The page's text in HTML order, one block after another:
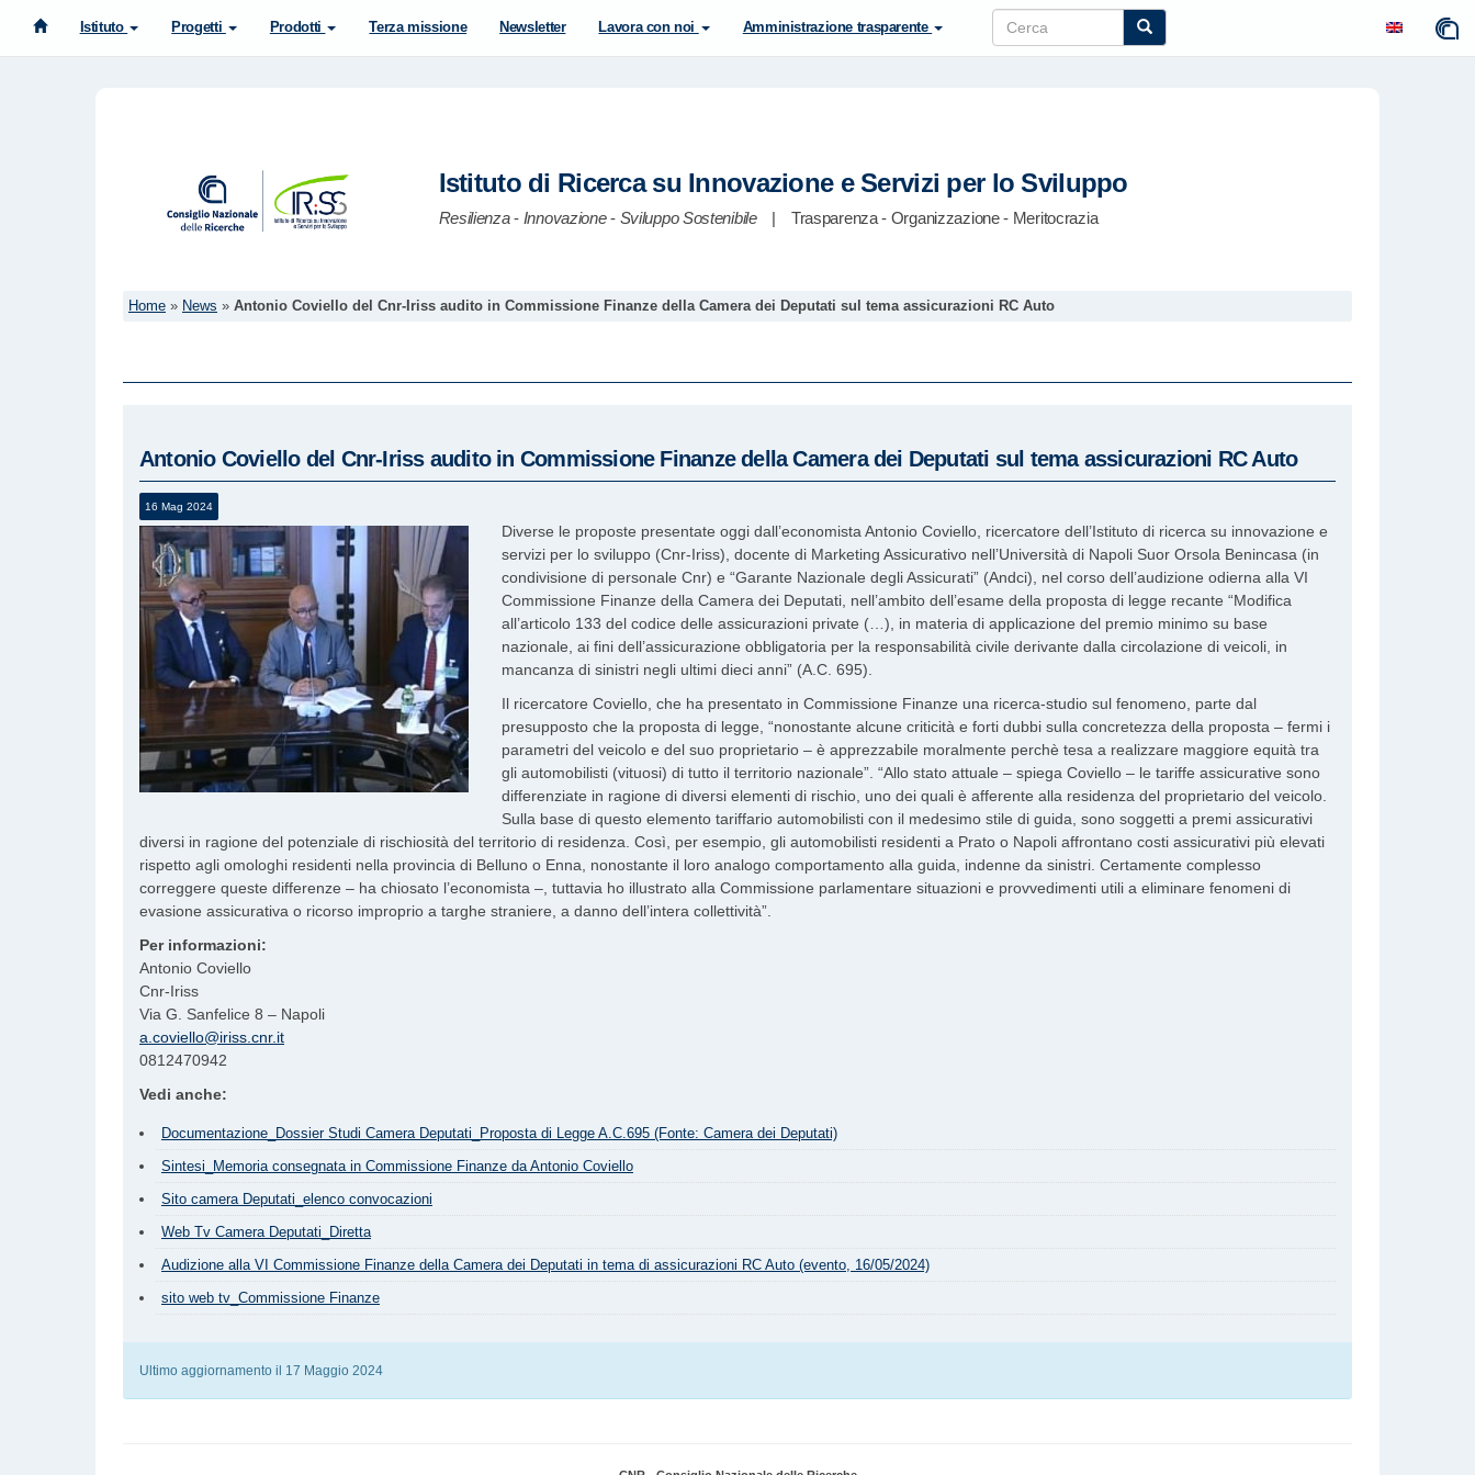
Istituto Progetti Prodotti Terza missione Newsletter Lavora con noi Amministrazione trasparente
Istituto di Ricerca su Innovazione e Servizi per lo Sviluppo
Resilienza- Innovazione- Sviluppo Sostenibile Trasparenza - Organizzazione - Meritocrazia
Home » News » Antonio Coviello del Cnr-Iriss audito in Commissione Finanze della Camera dei Deputati sul tema assicurazioni RC Auto
Antonio Coviello del Cnr-Iriss audito in Commissione Finanze della Camera dei Deputati sul tema assicurazioni RC Auto
16 Mag 2024
Diverse le proposte presentate oggi dall’economista Antonio Coviello, ricercatore dell’Istituto di ricerca su innovazione e
servizi per lo sviluppo (Cnr-Iriss), docente di Marketing Assicurativo nell’Università di Napoli Suor Orsola Benincasa (in
condivisione di personale Cnr) e “Garante Nazionale degli Assicurati” (Andci), nel corso dell’audizione odierna alla VI
Commissione Finanze della Camera dei Deputati, nell’ambito dell’esame della proposta di legge recante “Modifica
all’articolo 133 del codice delle assicurazioni private (…), in materia di applicazione del premio minimo su base
nazionale, ai fini dell’assicurazione obbligatoria per la responsabilità civile derivante dalla circolazione di veicoli, in
mancanza di sinistri negli ultimi dieci anni” (A.C. 695).
Il ricercatore Coviello, che ha presentato in Commissione Finanze una ricerca-studio sul fenomeno, parte dal
presupposto che la proposta di legge, “nonostante alcune criticità e forti dubbi sulla concretezza della proposta – fermi i
parametri del veicolo e del suo proprietario – è apprezzabile moralmente perchè tesa a realizzare maggiore equità tra
gli automobilisti (vituosi) di tutto il territorio nazionale”. “Allo stato attuale – spiega Coviello – le tariffe assicurative sono
differenziate in ragione di diversi elementi di rischio, uno dei quali è afferente alla residenza del proprietario del veicolo.
Sulla base di questo elemento tariffario automobilisti con il medesimo stile di guida, sono soggetti a premi assicurativi
diversi in ragione del potenziale di rischiosità del territorio di residenza. Così, per esempio, gli automobilisti residenti a Prato o Napoli affrontano costi assicurativi più elevati
rispetto agli omologhi residenti nella provincia di Belluno o Enna, nonostante il loro analogo comportamento alla guida, indenne da sinistri. Certamente complesso
correggere queste differenze – ha chiosato l’economista –, tuttavia ho illustrato alla Commissione parlamentare situazioni e provvedimenti utili a eliminare fenomeni di
evasione assicurativa o ricorso improprio a targhe straniere, a danno dell’intera collettività”.
Per informazioni:
Antonio Coviello
Cnr-Iriss
Via G. Sanfelice 8 – Napoli
a.coviello@iriss.cnr.it
0812470942
Vedi anche:
Documentazione_Dossier Studi Camera Deputati_Proposta di Legge A.C.695 (Fonte: Camera dei Deputati)
Sintesi_Memoria consegnata in Commissione Finanze da Antonio Coviello
Sito camera Deputati_elenco convocazioni
Web Tv Camera Deputati_Diretta
Audizione alla VI Commissione Finanze della Camera dei Deputati in tema di assicurazioni RC Auto (evento, 16/05/2024)
sito web tv_Commissione Finanze
Ultimo aggiornamento il 17 Maggio 2024